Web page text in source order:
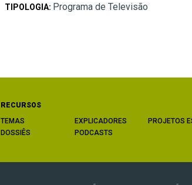
TIPOLOGIA: Programa de Televisão
RECURSOS
TEMAS
DOSSIÊS
EXPLICADORES
PODCASTS
PROJETOS